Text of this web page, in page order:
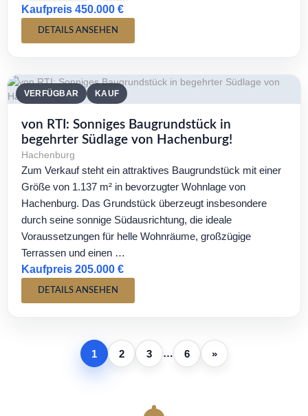
Kaufpreis 450.000 €
DETAILS ANSEHEN
VERFÜGBAR KAUF
von RTI: Sonniges Baugrundstück in
begehrter Südlage von Hachenburg!
Hachenburg
Zum Verkauf steht ein attraktives Baugrundstück mit einer
Größe von 1.137 m² in bevorzugter Wohnlage von
Hachenburg. Das Grundstück überzeugt insbesondere
durch seine sonnige Südausrichtung, die ideale
Voraussetzungen für helle Wohnräume, großzügige
Terrassen und einen …
Kaufpreis 205.000 €
DETAILS ANSEHEN
1 2 3 … 6 »